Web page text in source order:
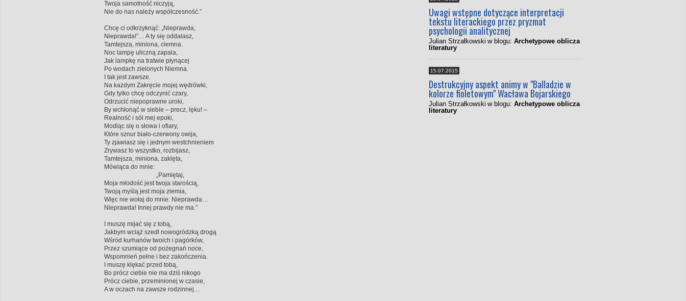
Twoja samotność niczyją,
Nie do nas należy współczesność.”
Chcę ci odkrzyknąć: „Nieprawda,
Nieprawda!”… A ty się oddalasz,
Tamtejsza, miniona, ciemna.
Noc lampę uliczną zapala,
Jak lampkę na tratwie płynącej
Po wodach zielonych Niemna.
I tak jest zawsze.
Na każdym Zakręcie mojej wędrówki,
Gdy tylko chcę odczynić czary,
Odrzucić niepoprawne uroki,
By wchłonąć w siebie – precz, lęku! –
Realność i sól mej epoki,
Modląc się o słowa i ofiary,
Które sznur biało-czerwony owija,
Ty zjawiasz się i jednym westchnieniem
Zrywasz to wszystko, rozbijasz,
Tamtejsza, miniona, zaklęta,
Mówiąca do mnie:
„Pamiętaj,
Moja młodość jest twoja starością,
Twoją myślą jest moja ziemia,
Więc nie wołaj do mnie: Nieprawda…
Nieprawda! Innej prawdy nie ma.”
I muszę mijać się z tobą,
Jakbym wciąż szedł nowogródzką drogą
Wśród kurhanów twoich i pagórków,
Przez szumiące od pożegnań noce,
Wspomnień pełne i bez zakończenia.
I muszę klękać przed tobą,
Bo prócz ciebie nie ma dziś nikogo
Prócz ciebie, przeminionej w czasie,
A w oczach na zawsze rodzinnej…
Uwagi wstępne dotyczące interpretacji
tekstu literackiego przez pryzmat
psychologii analitycznej
Julian Strzałkowski w blogu:Archetypowe oblicza
literatury
15.07.2015
Destrukcyjny aspekt animy w "Balladzie w
kolorze fioletowym" Wacława Bojarskiego
Julian Strzałkowski w blogu:Archetypowe oblicza
literatury